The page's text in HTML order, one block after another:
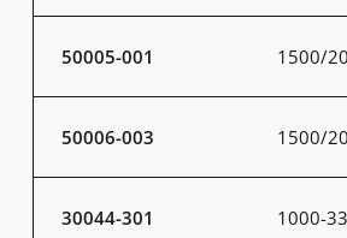
50005-001 1500/
50006-003 1500/
30044-301 1000-